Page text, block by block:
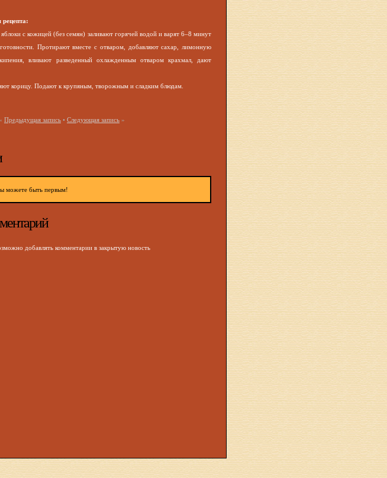
рецепта:
с кожицей (без семян) заливают горячей водой и варят 6–8 минут
Протирают вместе с отваром, добавляют сахар, лимонную
вливают разведенный охлажденным отваром крахмал, дают
корицу. Подают к крупяным, творожным и сладким блюдам.
Предыдущая запись • Следующая запись »
можете быть первым!
добавлять комментарии в закрытую новость